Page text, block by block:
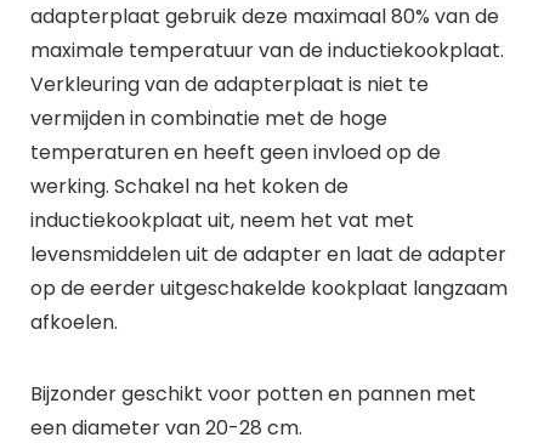
adapterplaat gebruik deze maximaal 80% van de
maximale temperatuur van de inductiekookplaat.
Verkleuring van de adapterplaat is niet te
vermijden in combinatie met de hoge
temperaturen en heeft geen invloed op de
werking. Schakel na het koken de
inductiekookplaat uit, neem het vat met
levensmiddelen uit de adapter en laat de adapter
op de eerder uitgeschakelde kookplaat langzaam
afkoelen.
Bijzonder geschikt voor potten en pannen met
een diameter van 20-28 cm.